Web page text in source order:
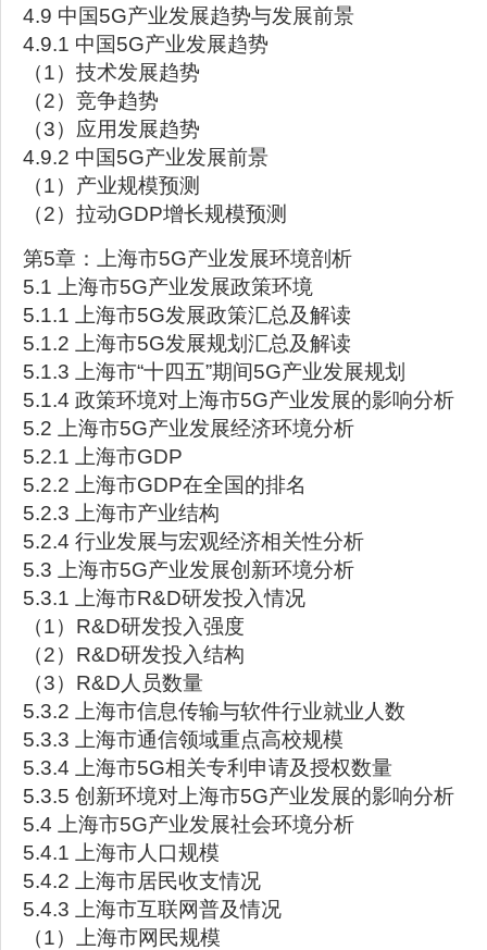
4.9 中国5G产业发展趋势与发展前景
4.9.1 中国5G产业发展趋势
（1）技术发展趋势
（2）竞争趋势
（3）应用发展趋势
4.9.2 中国5G产业发展前景
（1）产业规模预测
（2）拉动GDP增长规模预测
第5章：上海市5G产业发展环境剖析
5.1 上海市5G产业发展政策环境
5.1.1 上海市5G发展政策汇总及解读
5.1.2 上海市5G发展规划汇总及解读
5.1.3 上海市“十四五”期间5G产业发展规划
5.1.4 政策环境对上海市5G产业发展的影响分析
5.2 上海市5G产业发展经济环境分析
5.2.1 上海市GDP
5.2.2 上海市GDP在全国的排名
5.2.3 上海市产业结构
5.2.4 行业发展与宏观经济相关性分析
5.3 上海市5G产业发展创新环境分析
5.3.1 上海市R&D研发投入情况
（1）R&D研发投入强度
（2）R&D研发投入结构
（3）R&D人员数量
5.3.2 上海市信息传输与软件行业就业人数
5.3.3 上海市通信领域重点高校规模
5.3.4 上海市5G相关专利申请及授权数量
5.3.5 创新环境对上海市5G产业发展的影响分析
5.4 上海市5G产业发展社会环境分析
5.4.1 上海市人口规模
5.4.2 上海市居民收支情况
5.4.3 上海市互联网普及情况
（1）上海市网民规模